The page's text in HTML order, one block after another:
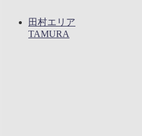
田村エリア
TAMURA